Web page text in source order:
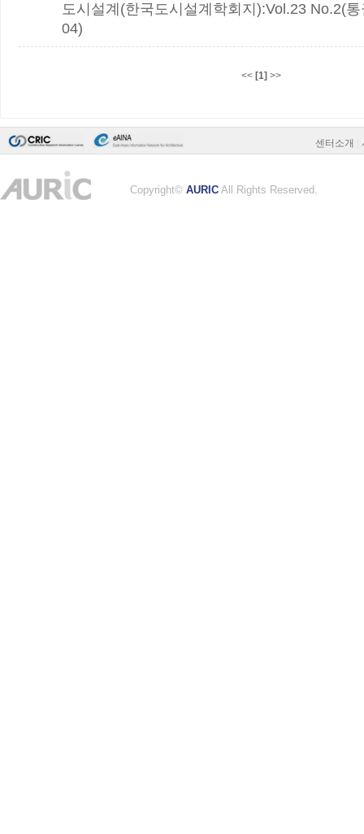
도시설계(한국도시설계학회지):Vol.23 No.2(
04)
<< [1] >>
센터소개
Copyright© AURIC All Rights Reserved.